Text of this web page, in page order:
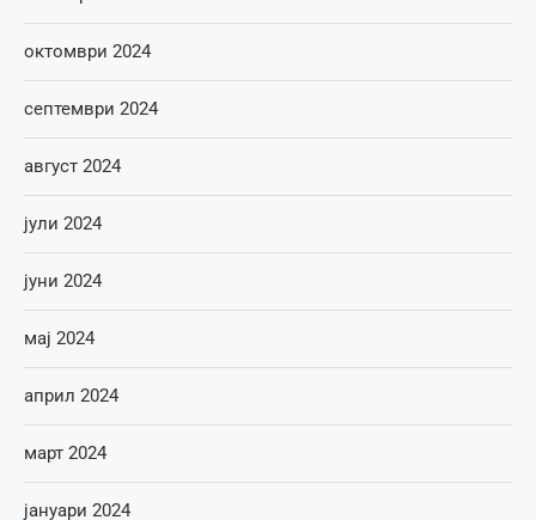
октомври 2024
септември 2024
август 2024
јули 2024
јуни 2024
мај 2024
април 2024
март 2024
јануари 2024